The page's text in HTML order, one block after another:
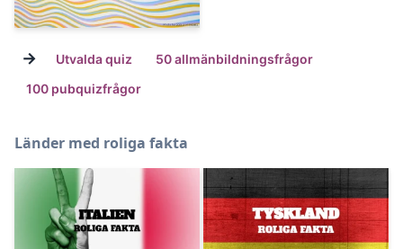
→ Utvalda quiz
50 allmänbildningsfrågor
100 pubquizfrågor
Länder med roliga fakta